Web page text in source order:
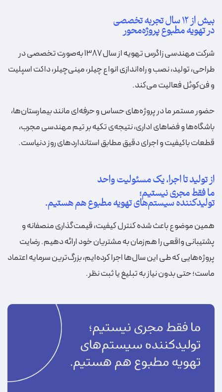
بیش از ۱۲ سال تجربه تخصصی
در تهویه مطبوع پروژه‌محور
شرکت مهندسی زاگرس تهویه از سال ۱۳۸۷ به‌صورت تخصصی در
طراحی، تولید، نصب و راه‌اندازی انواع چیلر، مینی‌چیلر، داکت اسپلیت
و فن‌کوئل فعالیت می‌کند.
حضور مستمر ما در پروژه‌های حساس و حرفه‌ای مانند بیمارستان‌ها،
باشگاه‌ها و فضاهای اداری، نتیجه‌ی تکیه بر تیم مهندسی مجرب،
قطعات باکیفیت و اجرای دقیق مطابق استانداردهای روز دنیاست.
از تولید تا اجرا، یک مسئولیت واحد
ما فقط مجری نیستیم؛
تولیدکننده سیستم‌های تهویه مطبوع هم هستیم.
همین موضوع باعث شده کنترل کیفیت، قیمت‌گذاری منصفانه و
پشتیبانی واقعی را هم‌زمان به مشتریان خود ارائه دهیم. رضایت
پروژه‌هایی که طی این سال‌ها اجرا کرده‌ایم، بزرگ‌ترین سرمایه اعتماد
ماست؛ حتی بدون نیاز به تبلیغ یا ثبت نظر.